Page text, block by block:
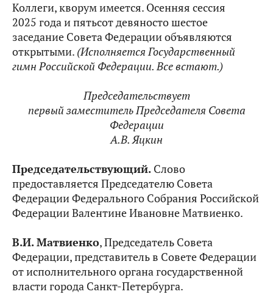
Коллеги, кворум имеется. Осенняя сессия
2025 года и пятьсот девяносто шестое
заседание Совета Федерации объявляются
открытыми. (Исполняется Государственный
гимн Российской Федерации. Все встают.)
Председательствует
первый заместитель Председателя Совета
Федерации
А.В. Яцкин
Председательствующий. Слово
предоставляется Председателю Совета
Федерации Федерального Собрания Российской
Федерации Валентине Ивановне Матвиенко.
В.И. Матвиенко, Председатель Совета
Федерации, представитель в Совете Федерации
от исполнительного органа государственной
власти города Санкт-Петербурга.